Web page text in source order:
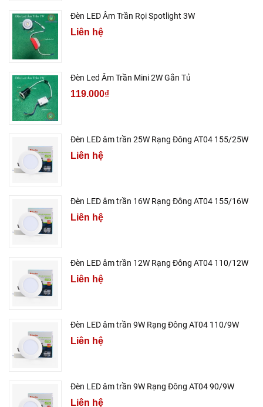
Đèn LED Âm Trần Rọi Spotlight 3W
Liên hệ
Đèn Led Âm Trần Mini 2W Gắn Tủ
119.000₫
Đèn LED âm trần 25W Rạng Đông AT04 155/25W
Liên hệ
Đèn LED âm trần 16W Rạng Đông AT04 155/16W
Liên hệ
Đèn LED âm trần 12W Rạng Đông AT04 110/12W
Liên hệ
Đèn LED âm trần 9W Rạng Đông AT04 110/9W
Liên hệ
Đèn LED âm trần 9W Rạng Đông AT04 90/9W
Liên hệ